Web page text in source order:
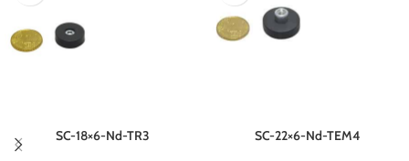
SC-18×6-Nd-TR3 SC-22×6-Nd-TEM4